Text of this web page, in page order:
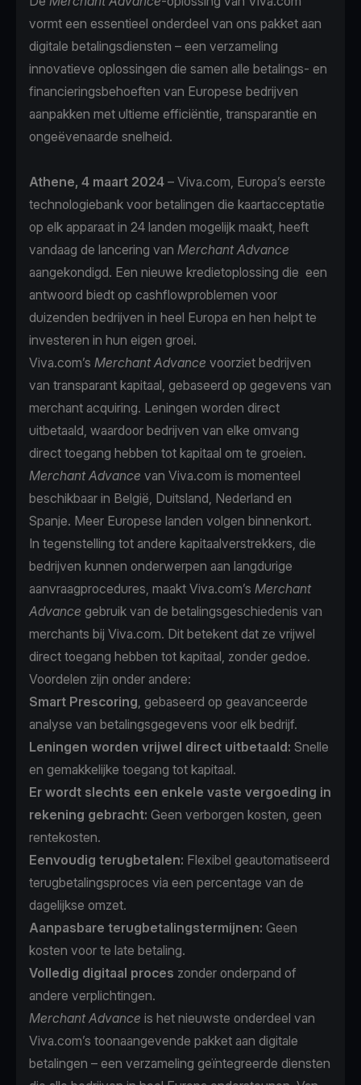
vormt een essentieel onderdeel van ons pakket aan
digitale betalingsdiensten – een verzameling
innovatieve oplossingen die samen alle betalings- en
financieringsbehoeften van Europese bedrijven
aanpakken met ultieme efficiëntie, transparantie en
ongeëvenaarde snelheid.
Athene, 4 maart 2024 – Viva.com, Europa’s eerste
technologiebank voor betalingen die kaartacceptatie
op elk apparaat in 24 landen mogelijk maakt, heeft
vandaag de lancering van Merchant Advance
aangekondigd. Een nieuwe kredietoplossing die een
antwoord biedt op cashflowproblemen voor
duizenden bedrijven in heel Europa en hen helpt te
investeren in hun eigen groei.
Viva.com’s Merchant Advance voorziet bedrijven
van transparant kapitaal, gebaseerd op gegevens van
merchant acquiring. Leningen worden direct
uitbetaald, waardoor bedrijven van elke omvang
direct toegang hebben tot kapitaal om te groeien.
Merchant Advance van Viva.com is momenteel
beschikbaar in België, Duitsland, Nederland en
Spanje. Meer Europese landen volgen binnenkort.
In tegenstelling tot andere kapitaalverstrekkers, die
bedrijven kunnen onderwerpen aan langdurige
aanvraagprocedures, maakt Viva.com’s Merchant
Advance gebruik van de betalingsgeschiedenis van
merchants bij Viva.com. Dit betekent dat ze vrijwel
direct toegang hebben tot kapitaal, zonder gedoe.
Voordelen zijn onder andere:
Smart Prescoring, gebaseerd op geavanceerde
analyse van betalingsgegevens voor elk bedrijf.
Leningen worden vrijwel direct uitbetaald: Snelle
en gemakkelijke toegang tot kapitaal.
Er wordt slechts een enkele vaste vergoeding in
rekening gebracht: Geen verborgen kosten, geen
rentekosten.
Eenvoudig terugbetalen: Flexibel geautomatiseerd
terugbetalingsproces via een percentage van de
dagelijkse omzet.
Aanpasbare terugbetalingstermijnen: Geen
kosten voor te late betaling.
Volledig digitaal proces zonder onderpand of
andere verplichtingen.
Merchant Advance is het nieuwste onderdeel van
Viva.com’s toonaangevende pakket aan digitale
betalingen – een verzameling geïntegreerde diensten